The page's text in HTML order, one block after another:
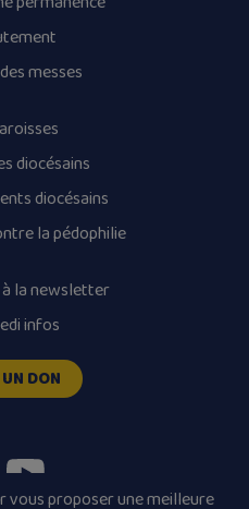
messes
diocésains
diocésains
la pédophilie
la newsletter
infos
DON
vous proposer une meilleure